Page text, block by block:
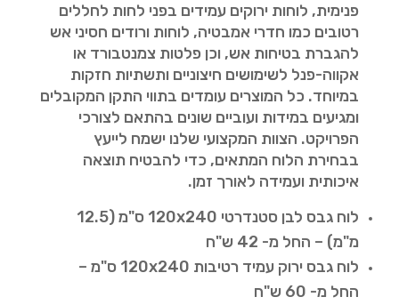
פנימית, לוחות ירוקים עמידים בפני לחות לחללים
רטובים כמו חדרי אמבטיה, לוחות ורודים חסיני אש
להגברת בטיחות אש, וכן פלטות צמנטבורד או
אקווה-פנל לשימושים חיצוניים ותשתיות חזקות
במיוחד. כל המוצרים עומדים בתווי התקן המקובלים
ומגיעים במידות ועוביים שונים בהתאם לצורכי
הפרויקט. הצוות המקצועי שלנו ישמח לייעץ
בבחירת הלוח המתאים, כדי להבטיח תוצאה
איכותית ועמידה לאורך זמן.
לוח גבס לבן סטנדרטי 120x240 ס"מ (12.5
מ"מ) – החל מ- 42 ש"ח
לוח גבס ירוק עמיד רטיבות 120x240 ס"מ –
החל מ- 60 ש"ח